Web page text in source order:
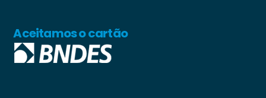
Aceitamos o cartão